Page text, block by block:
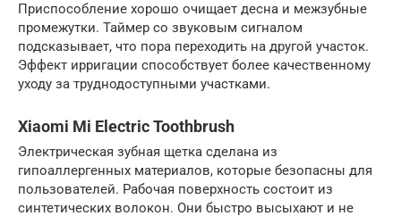
Приспособление хорошо очищает десна и межзубные
промежутки. Таймер со звуковым сигналом
подсказывает, что пора переходить на другой участок.
Эффект ирригации способствует более качественному
уходу за труднодоступными участками.
Xiaomi Mi Electric Toothbrush
Электрическая зубная щетка сделана из
гипоаллергенных материалов, которые безопасны для
пользователей. Рабочая поверхность состоит из
синтетических волокон. Они быстро высыхают и не